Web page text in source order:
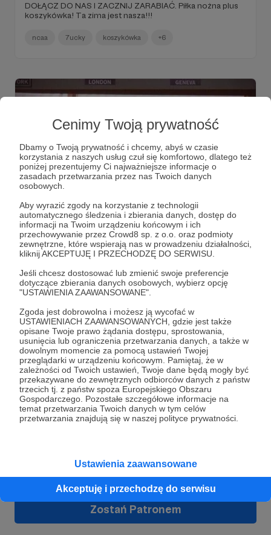
Cenimy Twoją prywatność
Dbamy o Twoją prywatność i chcemy, abyś w czasie
korzystania z naszych usług czuł się komfortowo, dlatego też
poniżej prezentujemy Ci najważniejsze informacje o
zasadach przetwarzania przez nas Twoich danych
osobowych.
Aby wyrazić zgody na korzystanie z technologii
automatycznego śledzenia i zbierania danych, dostęp do
informacji na Twoim urządzeniu końcowym i ich
przechowywanie przez Crowd8 sp. z o.o. oraz podmioty
zewnętrzne, które wspierają nas w prowadzeniu działalności,
kliknij AKCEPTUJĘ I PRZECHODZĘ DO SERWISU.
Jeśli chcesz dostosować lub zmienić swoje preferencje
dotyczące zbierania danych osobowych, wybierz opcję
"USTAWIENIA ZAAWANSOWANE".
Zgoda jest dobrowolna i możesz ją wycofać w
USTAWIENIACH ZAAWANSOWANYCH, gdzie jest także
opisane Twoje prawo żądania dostępu, sprostowania,
usunięcia lub ograniczenia przetwarzania danych, a także w
dowolnym momencie za pomocą ustawień Twojej
przeglądarki w urządzeniu końcowym. Pamiętaj, że w
zależności od Twoich ustawień, Twoje dane będą mogły być
przekazywane do zewnętrznych odbiorców danych z państw
trzecich tj. z państw spoza Europejskiego Obszaru
Gospodarczego. Pozostałe szczegółowe informacje na
temat przetwarzania Twoich danych w tym celów
przetwarzania znajdują się w naszej polityce prywatności.
Ustawienia zaawansowane
Akceptuję i przechodzę do serwisu
DOŁĄCZ DO NAS I ZACZNIJ ZARABIAĆ. Piłka nożna plus
koszykówka! Ta zima jest nasza!!!
ncaa 7ucky koszykówka +6
04.01.2020 ● Brak komentarzy
Sobota z NCAA
Zostań naszym Patronem i dołącz do grupy TTB TEAM
PLUS. Nocne granie z NCAA bardzo owocne!
ncaa koszykówka typy z kosza +7
Zostań Patronem